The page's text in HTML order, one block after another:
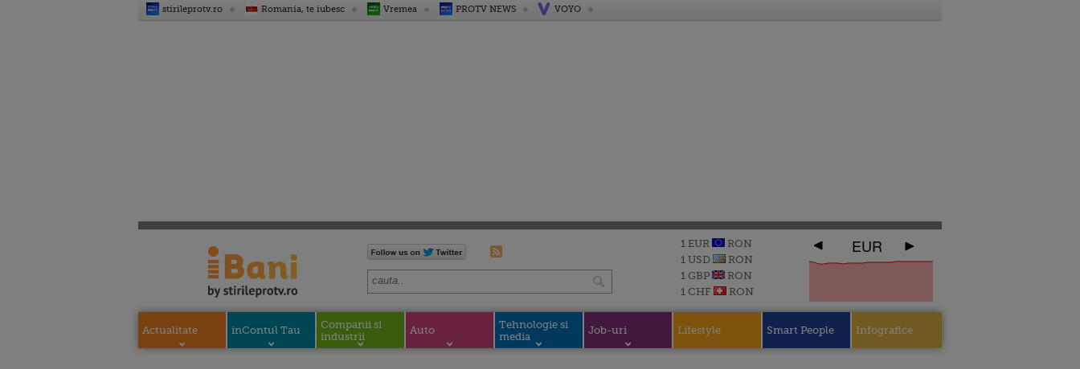
stirileprotv.ro Romania, te iubesc Vremea PROTV NEWS VOYO
1 EUR
RON
1 USD
RON
1 GBP
RON
1 CHF
RON
EUR
Actualitate inContul Tau
Companii si
industrii
Auto
Tehnologie si
media
Job-uri Lifestyle Smart People Infografice